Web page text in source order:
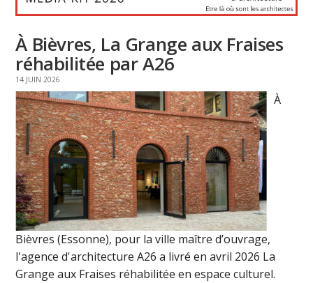
À Bièvres, La Grange aux Fraises
réhabilitée par A26
14 JUIN 2026
À
Bièvres (Essonne), pour la ville maître d’ouvrage,
l'agence d'architecture A26 a livré en avril 2026 La
Grange aux Fraises réhabilitée en espace culturel.